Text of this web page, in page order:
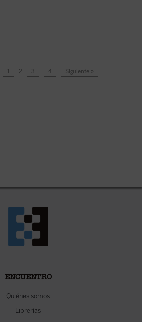
1 2 3 4 Siguiente »
ENCUENTRO
Quiénes somos
Librerías